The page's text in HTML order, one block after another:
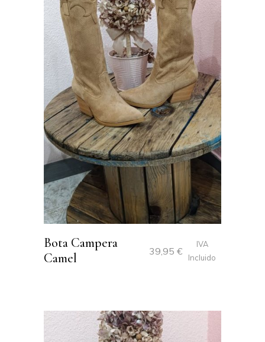
Bota Campera
Camel
39,95€
IVA
Incluido